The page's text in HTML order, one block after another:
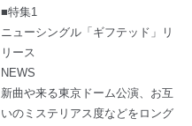
■特集1
ニューシングル「ギフテッド」リ
リース
NEWS
新曲や来る東京ドーム公演、お互
いのミステリアス度などをロング